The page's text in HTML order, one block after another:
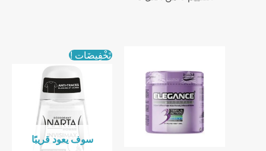
تَخْفِيضَات !
سوف يعود قريبًا